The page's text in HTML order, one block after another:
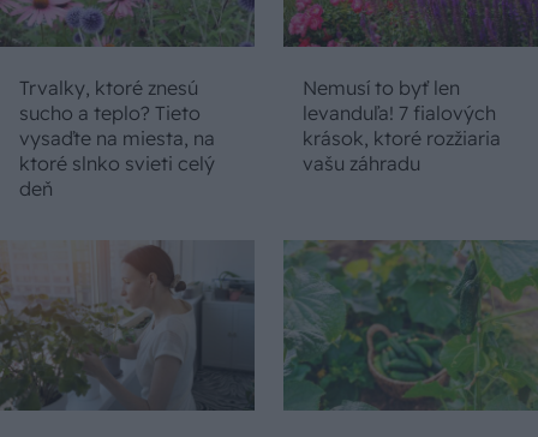
Trvalky, ktoré znesú
sucho a teplo? Tieto
vysaďte na miesta, na
ktoré slnko svieti celý
deň
Nemusí to byť len
levanduľa! 7 fialových
krások, ktoré rozžiaria
vašu záhradu